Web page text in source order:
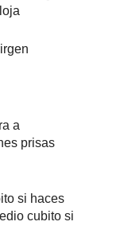
a
prisas
si haces
cubito si